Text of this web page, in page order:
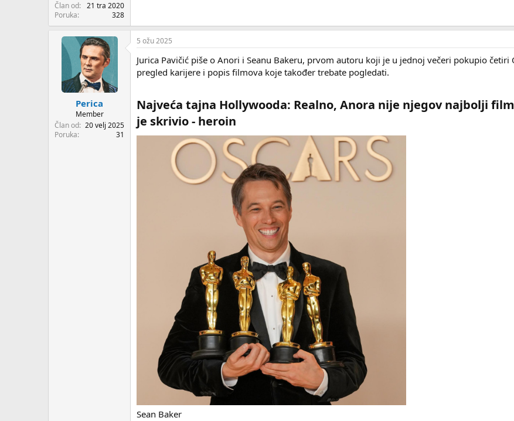
Član od
21 tra 2020
Poruka
328
Perica
Member
Član od 20 velj 2025
Poruka
31
5 ožu 2025
Jurica Pavičić piše o Anori i Seanu Bakeru, prvom autoru koji je u jednoj večeri pokupio
pregled karijere i popis filmova koje također trebate pogledati.
Najveća tajna Hollywooda: Realno, Anora nije njegov najbolji
je skrivio - heroin​
Sean Baker